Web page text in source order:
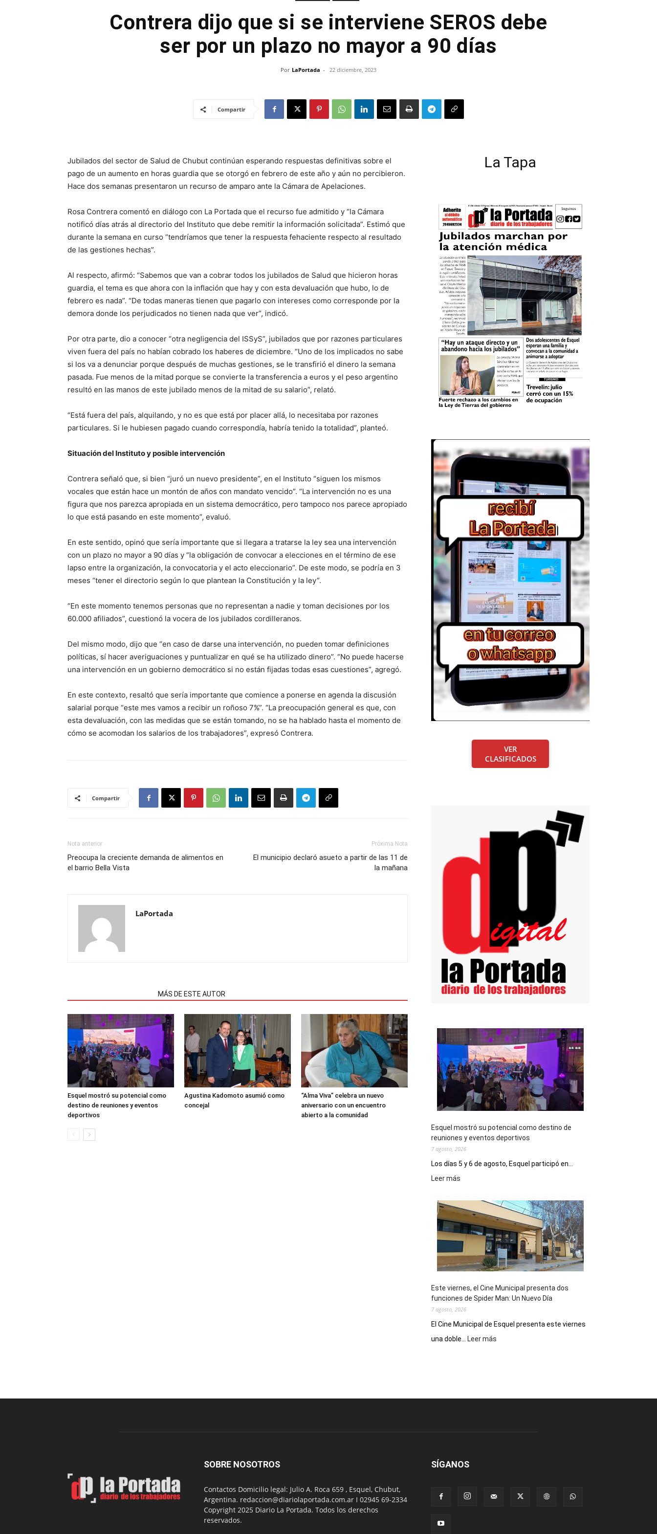
Contrera dijo que si se interviene SEROS debe
ser por un plazo no mayor a 90 días
Por LaPortada - 22 diciembre, 2023
Compartir
Jubilados del sector de Salud de Chubut continúan esperando respuestas definitivas sobre el
pago de un aumento en horas guardia que se otorgó en febrero de este año y aún no percibieron.
Hace dos semanas presentaron un recurso de amparo ante la Cámara de Apelaciones.
Rosa Contrera comentó en diálogo con La Portada que el recurso fue admitido y “la Cámara
notificó días atrás al directorio del Instituto que debe remitir la información solicitada”. Estimó que
durante la semana en curso “tendríamos que tener la respuesta fehaciente respecto al resultado
de las gestiones hechas”.
Al respecto, afirmó: “Sabemos que van a cobrar todos los jubilados de Salud que hicieron horas
guardia, el tema es que ahora con la inflación que hay y con esta devaluación que hubo, lo de
febrero es nada”. “De todas maneras tienen que pagarlo con intereses como corresponde por la
demora donde los perjudicados no tienen nada que ver”, indicó.
Por otra parte, dio a conocer “otra negligencia del ISSyS”, jubilados que por razones particulares
viven fuera del país no habían cobrado los haberes de diciembre. “Uno de los implicados no sabe
si los va a denunciar porque después de muchas gestiones, se le transfirió el dinero la semana
pasada. Fue menos de la mitad porque se convierte la transferencia a euros y el peso argentino
resultó en las manos de este jubilado menos de la mitad de su salario”, relató.
“Está fuera del país, alquilando, y no es que está por placer allá, lo necesitaba por razones
particulares. Si le hubiesen pagado cuando correspondía, habría tenido la totalidad”, planteó.
Situación del Instituto y posible intervención
Contrera señaló que, si bien “juró un nuevo presidente”, en el Instituto “siguen los mismos
vocales que están hace un montón de años con mandato vencido”. “La intervención no es una
figura que nos parezca apropiada en un sistema democrático, pero tampoco nos parece apropiado
lo que está pasando en este momento”, evaluó.
En este sentido, opinó que sería importante que si llegara a tratarse la ley sea una intervención
con un plazo no mayor a 90 días y “la obligación de convocar a elecciones en el término de ese
lapso entre la organización, la convocatoria y el acto eleccionario”. De este modo, se podría en 3
meses “tener el directorio según lo que plantean la Constitución y la ley”.
“En este momento tenemos personas que no representan a nadie y toman decisiones por los
60.000 afiliados”, cuestionó la vocera de los jubilados cordilleranos.
Del mismo modo, dijo que “en caso de darse una intervención, no pueden tomar definiciones
políticas, sí hacer averiguaciones y puntualizar en qué se ha utilizado dinero”. “No puede hacerse
una intervención en un gobierno democrático si no están fijadas todas esas cuestiones”, agregó.
En este contexto, resaltó que sería importante que comience a ponerse en agenda la discusión
salarial porque “este mes vamos a recibir un roñoso 7%”. “La preocupación general es que, con
esta devaluación, con las medidas que se están tomando, no se ha hablado hasta el momento de
cómo se acomodan los salarios de los trabajadores”, expresó Contrera.
Compartir
Nota anterior
Preocupa la creciente demanda de alimentos en
el barrio Bella Vista
Próxima Nota
El municipio declaró asueto a partir de las 11 de
la mañana
LaPortada
MÁS DE ESTE AUTOR
Esquel mostró su potencial como
destino de reuniones y eventos
deportivos
Agustina Kadomoto asumió como
concejal
“Alma Viva” celebra un nuevo
aniversario con un encuentro
abierto a la comunidad
La Tapa
VER
CLASIFICADOS
Esquel mostró su potencial como destino de
reuniones y eventos deportivos
7 agosto, 2026
Los días 5 y 6 de agosto, Esquel participó en...
Leer más
su
potencial
como
destino
de
reuniones
y
deportivos
Este viernes, el Cine Municipal presenta dos
funciones de Spider Man: Un Nuevo Día
7 agosto, 2026
El Cine Municipal de Esquel presenta este viernes
una doble...
Leer más
presenta
SOBRE NOSOTROS
Contactos Domicilio legal: Julio A. Roca 659 , Esquel, Chubut,
Argentina. redaccion@diariolaportada.com.ar I 02945 69-2334
Copyright 2025 Diario La Portada. Todos los derechos
reservados.
SÍGANOS